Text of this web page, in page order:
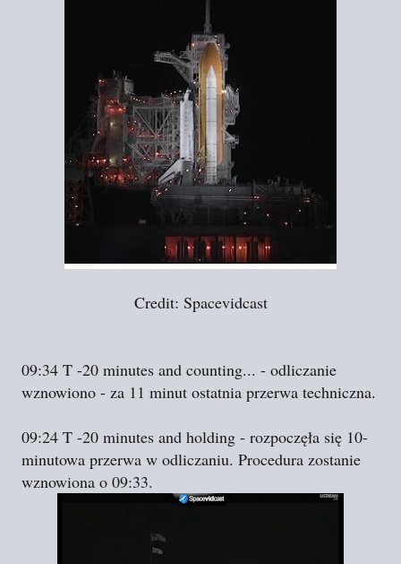
Credit: Spacevidcast
09:34 T -20 minutes and counting... - odliczanie
wznowiono - za 11 minut ostatnia przerwa techniczna.
09:24 T -20 minutes and holding - rozpoczęła się 10-
minutowa przerwa w odliczaniu. Procedura zostanie
wznowiona o 09:33.